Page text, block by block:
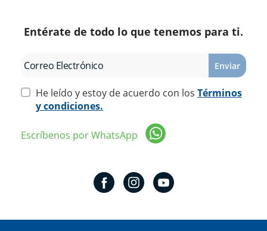
Entérate de todo lo que tenemos para ti.
Enviar
He leído y estoy de acuerdo con los Términos
y condiciones.
Escríbenos por WhatsApp